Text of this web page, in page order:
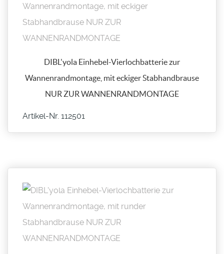
DIBL'yola Einhebel-Vierlochbatterie zur
Wannenrandmontage, mit eckiger Stabhandbrause
NUR ZUR WANNENRANDMONTAGE
Artikel-Nr. 112501